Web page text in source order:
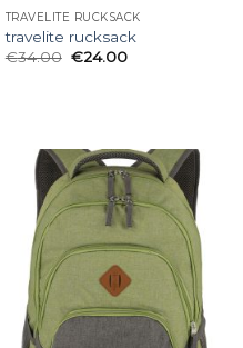
TRAVELITE RUCKSACK
travelite rucksack
€34.00 €24.00